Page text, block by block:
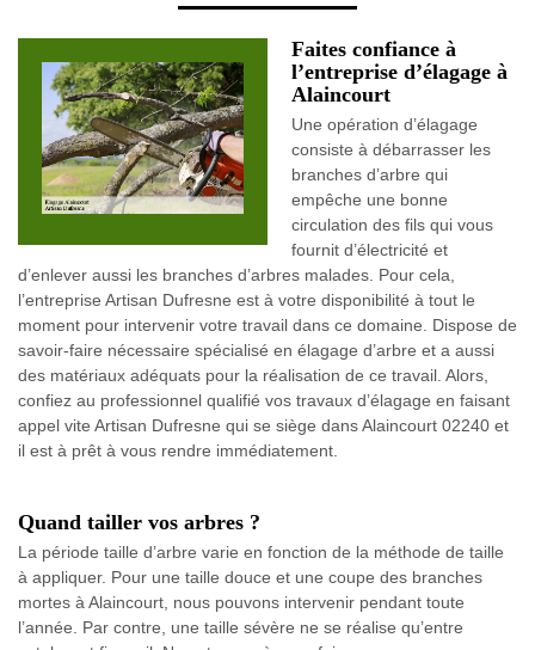
Faites confiance à
l’entreprise d’élagage à
Alaincourt
Une opération d’élagage
consiste à débarrasser les
branches d’arbre qui
empêche une bonne
circulation des fils qui vous
fournit d’électricité et
d’enlever aussi les branches d’arbres malades. Pour cela,
l’entreprise Artisan Dufresne est à votre disponibilité à tout le
moment pour intervenir votre travail dans ce domaine. Dispose de
savoir-faire nécessaire spécialisé en élagage d’arbre et a aussi
des matériaux adéquats pour la réalisation de ce travail. Alors,
confiez au professionnel qualifié vos travaux d’élagage en faisant
appel vite Artisan Dufresne qui se siège dans Alaincourt 02240 et
il est à prêt à vous rendre immédiatement.
Quand tailler vos arbres ?
La période taille d’arbre varie en fonction de la méthode de taille
à appliquer. Pour une taille douce et une coupe des branches
mortes à Alaincourt, nous pouvons intervenir pendant toute
l’année. Par contre, une taille sévère ne se réalise qu’entre